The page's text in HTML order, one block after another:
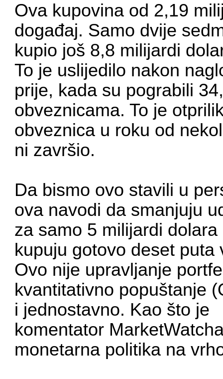
Ova kupovina od 2,19
događaj. Samo dvije
kupio još 8,8 milijardi
To je uslijedilo nakon
prije, kada su pograbili
obveznicama. To je
obveznica u roku od
ni završio.
Da bismo ovo stavili u
ova navodi da smanjuju
za samo 5 milijardi
kupuju gotovo deset
Ovo nije upravljanje
kvantitativno popuštanje
i jednostavno. Kao što je
komentator
monetarna politika na